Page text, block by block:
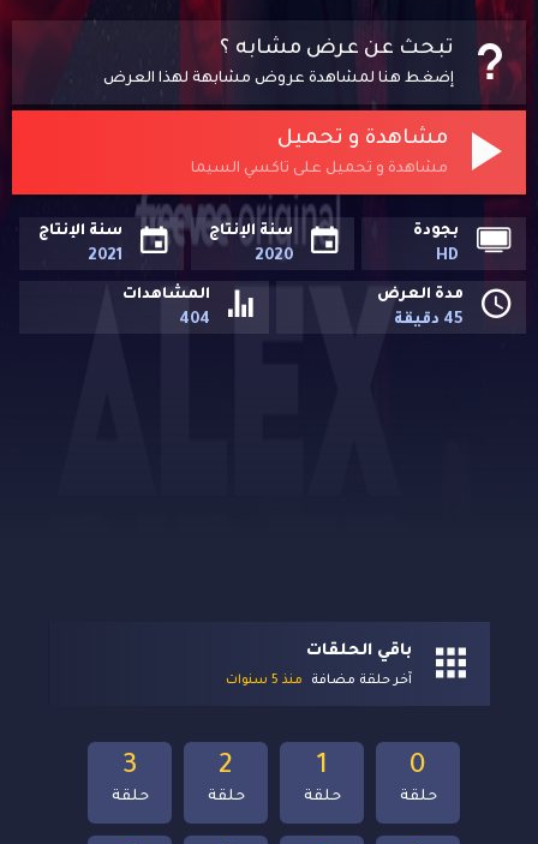
تبحث عن عرض مشابه ؟
إضغط هنا لمشاهدة عروض مشابهة لهذا العرض
مشاهدة و تحميل
مشاهدة و تحميل على تاكسي السيما
بجودة
HD
سنة الإنتاج
2020
سنة الإنتاج
2021
مدة العرض
45 دقيقة
المشاهدات
404
باقي الحلقات
آخر حلقة مضافة منذ 5 سنوات
3
حلقة
2
حلقة
1
حلقة
0
حلقة